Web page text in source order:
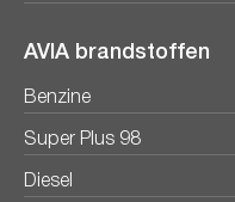
AVIA brandstoffen
Benzine
Super Plus 98
Diesel